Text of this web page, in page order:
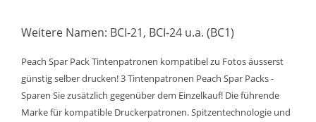
Weitere Namen: BCI-21, BCI-24 u.a. (BC1)
Peach Spar Pack Tintenpatronen kompatibel zu Fotos äusserst
günstig selber drucken! 3 Tintenpatronen Peach Spar Packs -
Sparen Sie zusätzlich gegenüber dem Einzelkauf! Die führende
Marke für kompatible Druckerpatronen. Spitzentechnologie und